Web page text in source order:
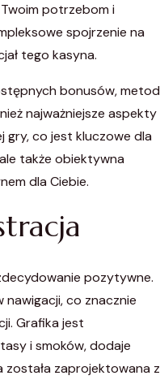
potrzebom i
spojrzenie na
tego kasyna.
bonusów, metod
najważniejsze aspekty
gry, co jest kluczowe dla
także obiektywna
dla Ciebie.
pozytywne.
co znacznie
Grafika jest
i smoków, dodaje
zaprojektowana z